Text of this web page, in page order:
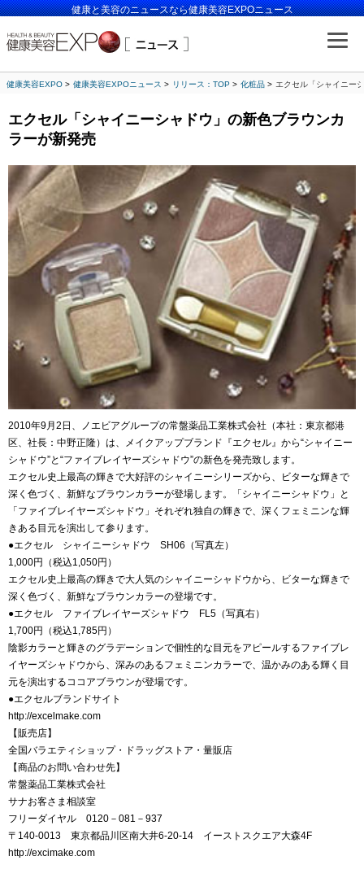
健康と美容のニュースなら健康美容EXPOニュース
健康美容EXPO 健康美容EXPOニュース リリース：TOP 化粧品 エクセル「シャイニー
エクセル「シャイニーシャドウ」の新色ブラウンカ
ラーが新発売
2010年9月2日、ノエビアグループの常盤薬品工業株式会社（本社：東京都港
区、社長：中野正隆）は、メイクアップブランド『エクセル』から“シャイニー
シャドウ”と“ファイブレイヤーズシャドウ”の新色を発売致します。
エクセル史上最高の輝きで大好評のシャイニーシリーズから、ビターな輝きで
深く色づく、新鮮なブラウンカラーが登場します。「シャイニーシャドウ」と
「ファイブレイヤーズシャドウ」それぞれ独自の輝きで、深くフェミニンな輝
きある目元を演出して参ります。
●エクセル シャイニーシャドウ SH06（写真左）
1,000円（税込1,050円）
エクセル史上最高の輝きで大人気のシャイニーシャドウから、ビターな輝きで
深く色づく、新鮮なブラウンカラーの登場です。
●エクセル ファイブレイヤーズシャドウ FL5（写真右）
1,700円（税込1,785円）
陰影カラーと輝きのグラデーションで個性的な目元をアピールするファイブレ
イヤーズシャドウから、深みのあるフェミニンカラーで、温かみのある輝く目
元を演出するココアブラウンが登場です。
●エクセルブランドサイト
http://excelmake.com
【販売店】
全国バラエティショップ・ドラッグストア・量販店
【商品のお問い合わせ先】
常盤薬品工業株式会社
サナお客さま相談室
フリーダイヤル 0120－081－937
〒140-0013 東京都品川区南大井6-20-14 イーストスクエア大森4F
http://excimake.com